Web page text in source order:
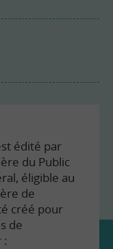
édité par
du Public
éligible au
de
créé pour
de
: